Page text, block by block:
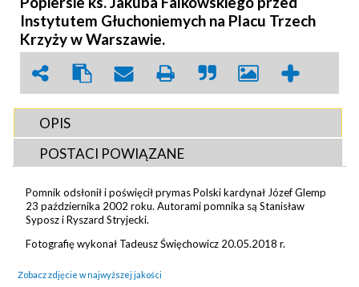
Instytutem Głuchoniemych na Placu Trzech
Krzyży w Warszawie.
OPIS
POSTACI POWIĄZANE
Pomnik odsłonił i poświęcił prymas Polski kardynał Józef Glemp
23 października 2002 roku. Autorami pomnika są Stanisław
Syposz i Ryszard Stryjecki.
Fotografię wykonał Tadeusz Święchowicz 20.05.2018 r.
Zobacz zdjęcie w najwyższej jakości